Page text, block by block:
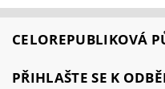
CELOREPUBLIKOVÁ
PŘIHLAŠTE SE K